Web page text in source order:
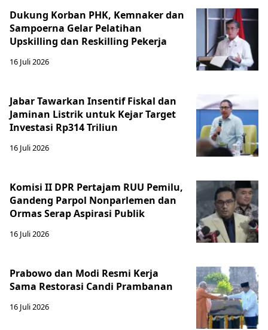
Dukung Korban PHK, Kemnaker dan
Sampoerna Gelar Pelatihan
Upskilling dan Reskilling Pekerja
16 Juli 2026
Jabar Tawarkan Insentif Fiskal dan
Jaminan Listrik untuk Kejar Target
Investasi Rp314 Triliun
16 Juli 2026
Komisi II DPR Pertajam RUU Pemilu,
Gandeng Parpol Nonparlemen dan
Ormas Serap Aspirasi Publik
16 Juli 2026
Prabowo dan Modi Resmi Kerja
Sama Restorasi Candi Prambanan
16 Juli 2026